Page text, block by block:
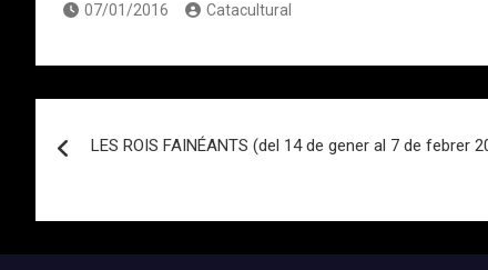
07/01/2016 Catacultural
de
entradas
LES ROIS FAINÉANTS (del 14 de gener al 7 de febrer